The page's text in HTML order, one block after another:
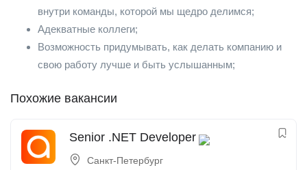
внутри команды, которой мы щедро делимся;
Адекватные коллеги;
Возможность придумывать, как делать компанию и
свою работу лучше и быть услышанным;
Похожие вакансии
Senior .NET Developer
Санкт-Петербург